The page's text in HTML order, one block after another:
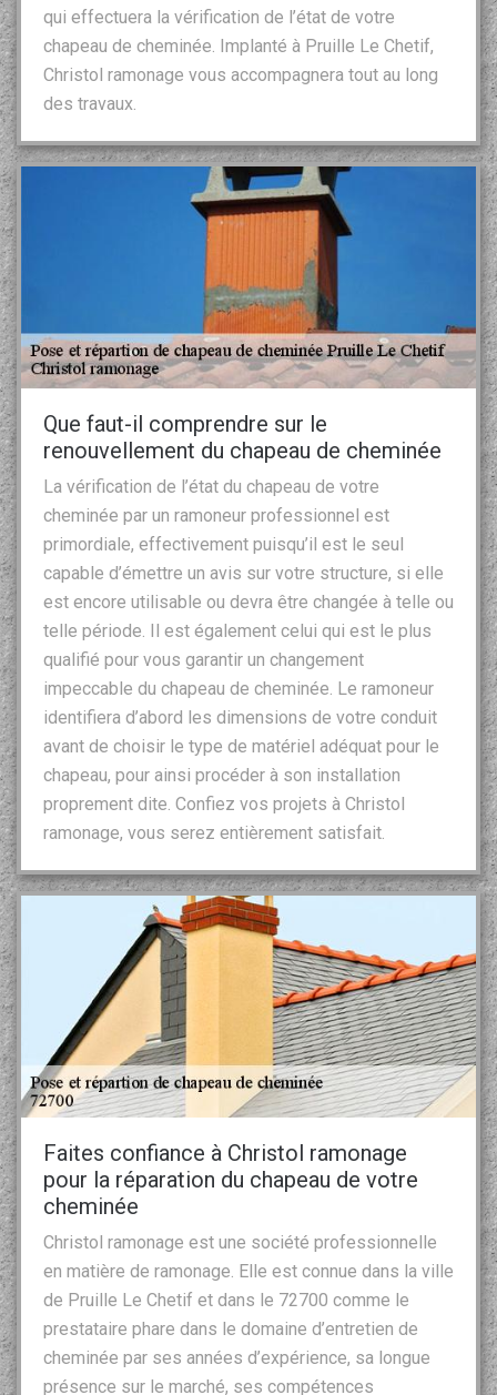
qui effectuera la vérification de l’état de votre
chapeau de cheminée. Implanté à Pruille Le Chetif,
Christol ramonage vous accompagnera tout au long
des travaux.
Que faut-il comprendre sur le
renouvellement du chapeau de cheminée
La vérification de l’état du chapeau de votre
cheminée par un ramoneur professionnel est
primordiale, effectivement puisqu’il est le seul
capable d’émettre un avis sur votre structure, si elle
est encore utilisable ou devra être changée à telle ou
telle période. Il est également celui qui est le plus
qualifié pour vous garantir un changement
impeccable du chapeau de cheminée. Le ramoneur
identifiera d’abord les dimensions de votre conduit
avant de choisir le type de matériel adéquat pour le
chapeau, pour ainsi procéder à son installation
proprement dite. Confiez vos projets à Christol
ramonage, vous serez entièrement satisfait.
Faites confiance à Christol ramonage
pour la réparation du chapeau de votre
cheminée
Christol ramonage est une société professionnelle
en matière de ramonage. Elle est connue dans la ville
de Pruille Le Chetif et dans le 72700 comme le
prestataire phare dans le domaine d’entretien de
cheminée par ses années d’expérience, sa longue
présence sur le marché, ses compétences